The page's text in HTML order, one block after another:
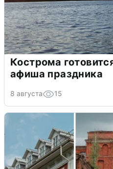
Кострома
афиша праздника
8 августа 15